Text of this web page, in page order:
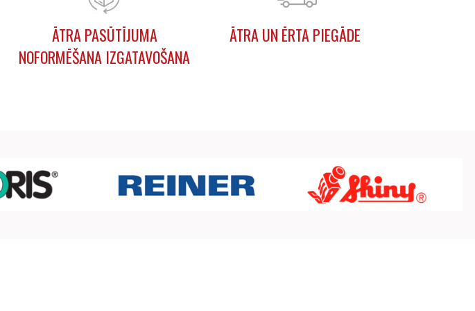
ĀTRA PASŪTĪJUMA
NOFORMĒŠANA IZGATAVOŠANA
ĀTRA UN ĒRTA PIEGĀDE